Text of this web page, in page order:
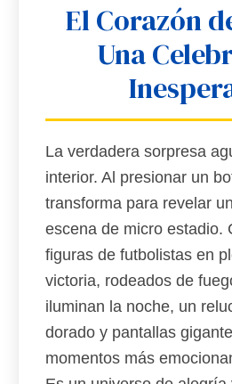
El Corazón
Una
La verdadera sorpresa
interior. Al presionar un
transforma para revelar
escena de micro estadio.
figuras de futbolistas en
victoria, rodeados de
iluminan la noche, un
dorado y pantallas
momentos más